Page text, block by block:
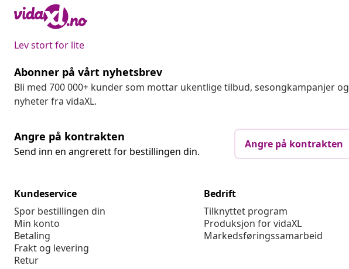
Lev stort for lite
Abonner på vårt nyhetsbrev
Bli med 700 000+ kunder som mottar ukentlige tilbud, sesongkampanjer og
nyheter fra vidaXL.
Angre på kontrakten
Send inn en angrerett for bestillingen din.
Angre på kontrakten
Kundeservice
Spor bestillingen din
Min konto
Betaling
Frakt og levering
Retur
Bedrift
Tilknyttet program
Produksjon for vidaXL
Markedsføringssamarbeid